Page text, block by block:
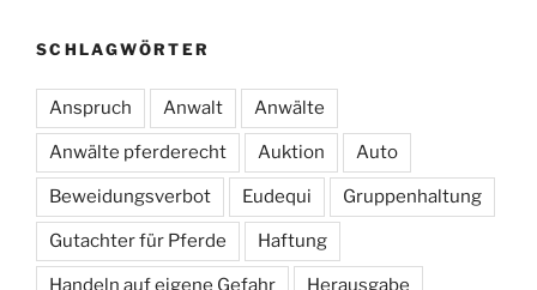
SCHLAGWÖRTER
Anspruch Anwalt Anwälte
Anwälte pferderecht Auktion Auto
Beweidungsverbot Eudequi Gruppenhaltung
Gutachter für Pferde Haftung
Handeln auf eigene Gefahr Herausgabe